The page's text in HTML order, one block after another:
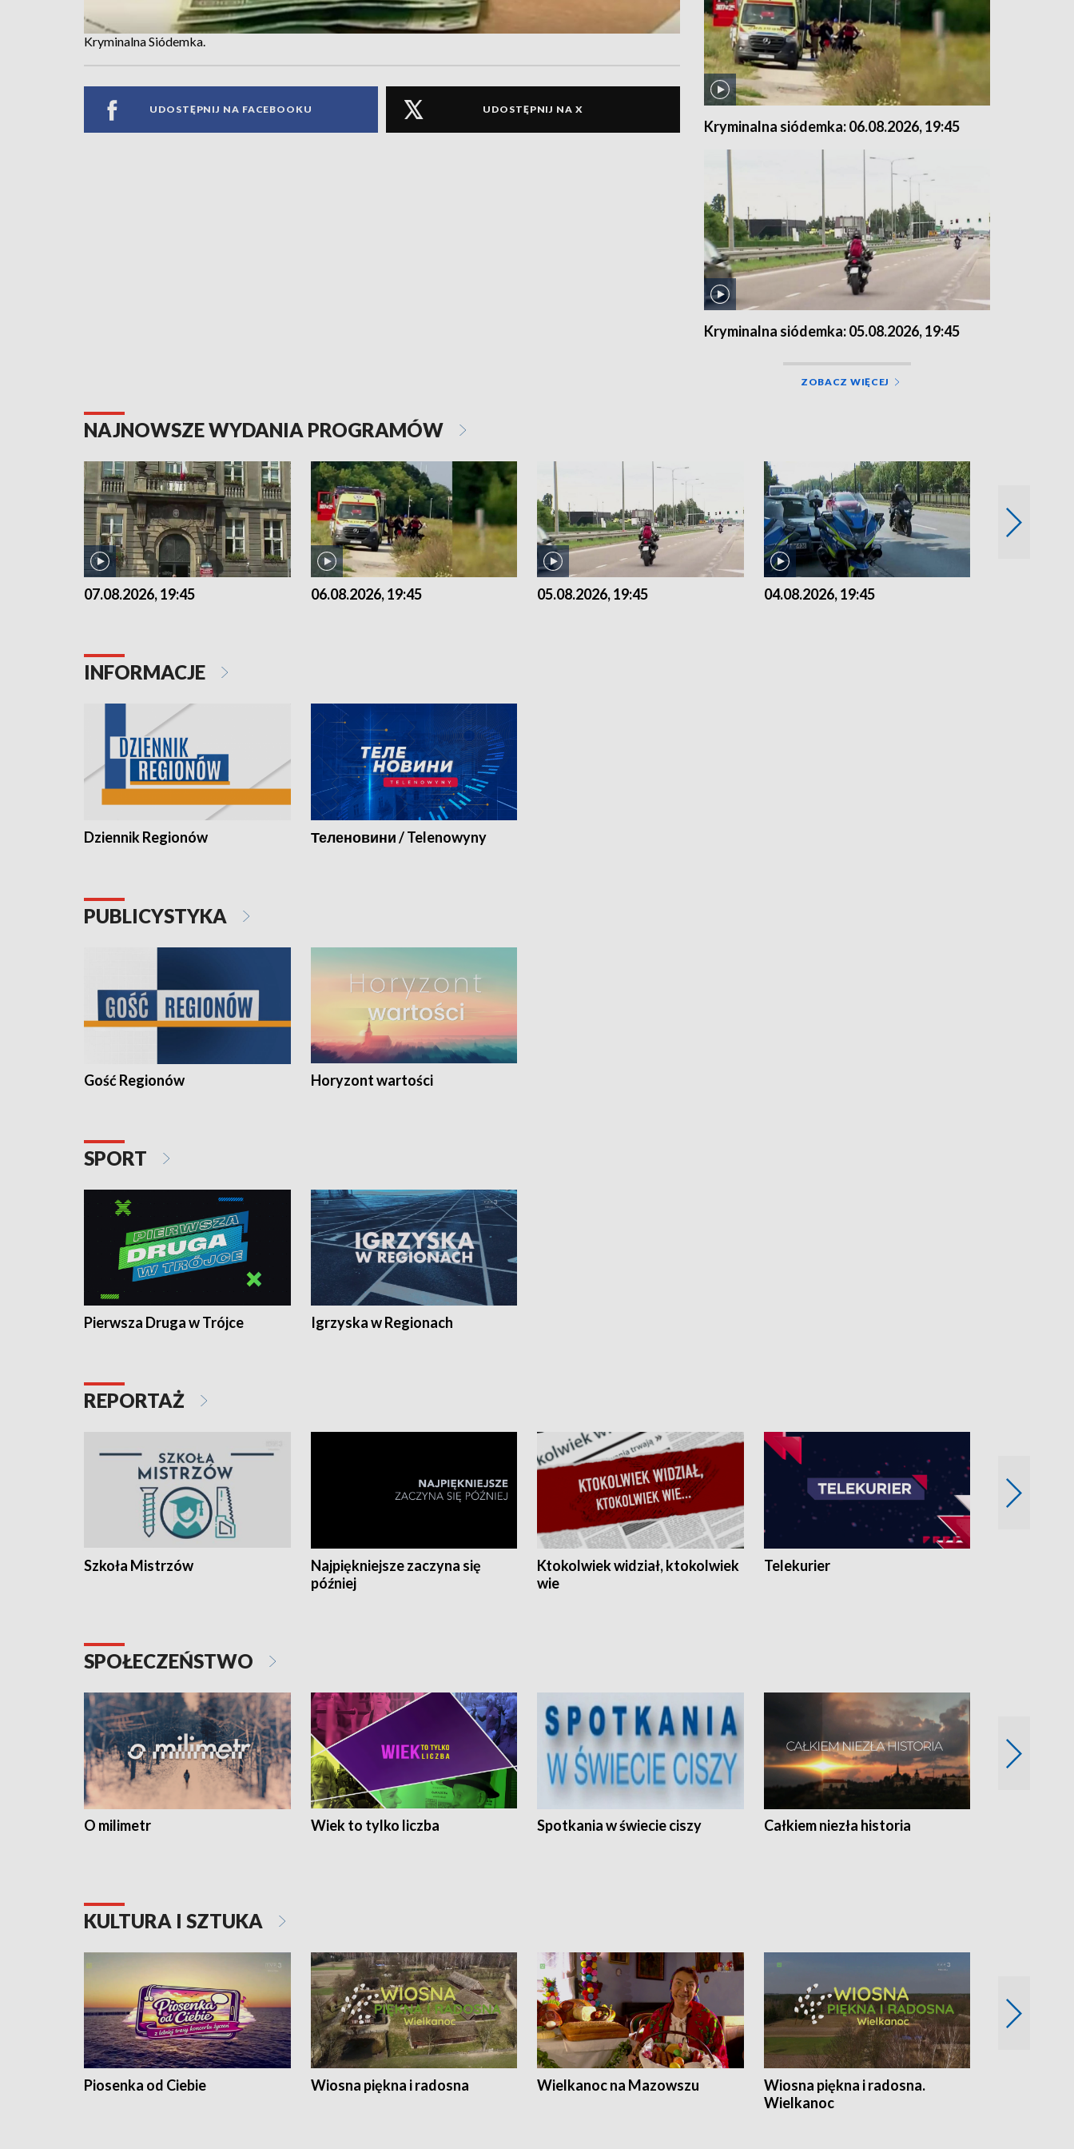
Kryminalna Siódemka.
UDOSTĘPNIJ NA FACEBOOKU UDOSTĘPNIJ NA X
Kryminalna siódemka: 06.08.2026, 19:45
Kryminalna siódemka: 05.08.2026, 19:45
ZOBACZ WIĘCEJ
NAJNOWSZE WYDANIA PROGRAMÓW
07.08.2026, 19:45 06.08.2026, 19:45 05.08.2026, 19:45 04.08.2026, 19:45
INFORMACJE
Dziennik Regionów Теленовини / Telenowyny
PUBLICYSTYKA
Gość Regionów Horyzont wartości
SPORT
Pierwsza Druga w Trójce Igrzyska w Regionach
REPORTAŻ
Szkoła Mistrzów
Najpiękniejsze zaczyna się
później
Ktokolwiek widział, ktokolwiek
wie
Telekurier
SPOŁECZEŃSTWO
O milimetr Wiek to tylko liczba Spotkania w świecie ciszy Całkiem niezła historia
KULTURA I SZTUKA
Piosenka od Ciebie Wiosna piękna i radosna Wielkanoc na Mazowszu
Wiosna piękna i radosna.
Wielkanoc